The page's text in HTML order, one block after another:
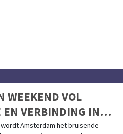
WEEKEND VOL
EN VERBINDING IN
14 SEPTEMBER
wordt Amsterdam het bruisende